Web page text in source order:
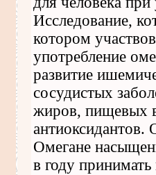
Исследование,
котором
употребление
развитие
сосудистых
жиров, пищевых
антиоксидантов.
Омегане
в году